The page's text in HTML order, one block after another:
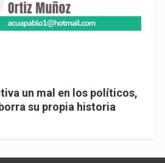
un mal en los políticos,
su propia historia